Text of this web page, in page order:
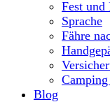
Fest und
Sprache
Fähre
Blog